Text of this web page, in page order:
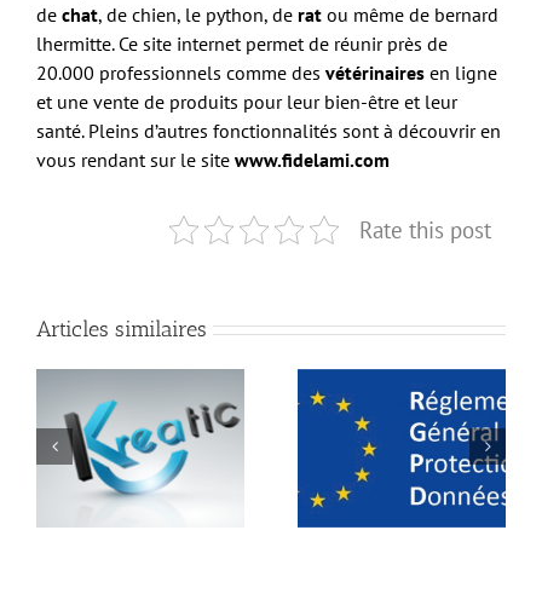
de chat, de chien, le python, de rat ou même de bernard
lhermitte. Ce site internet permet de réunir près de
20.000 professionnels comme des vétérinaires en ligne
et une vente de produits pour leur bien-être et leur
santé. Pleins d’autres fonctionnalités sont à découvrir en
vous rendant sur le site www.fidelami.com
Rate this post
Articles similaires
Le RGPD est là! le
nouveau règlement
Facebook lance un
onglet « EMPLOI »
pour faire baisser le
chômage